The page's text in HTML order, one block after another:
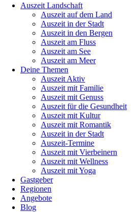
Auszeit Landschaft
Auszeit auf dem Land
Auszeit in der Stadt
Auszeit in den Bergen
Auszeit am Fluss
Auszeit am See
Auszeit am Meer
Deine Themen
Auszeit Aktiv
Auszeit mit Familie
Auszeit mit Genuss
Auszeit für die Gesundheit
Auszeit mit Kultur
Auszeit mit Romantik
Auszeit in der Stadt
Auszeit-Termine
Auszeit mit Vierbeinern
Auszeit mit Wellness
Auszeit mit Yoga
Gastgeber
Regionen
Angebote
Blog